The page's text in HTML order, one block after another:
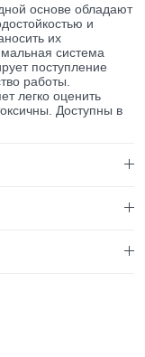
основе обладают
и
их
система
поступление
работы.
легко оценить
Доступны в